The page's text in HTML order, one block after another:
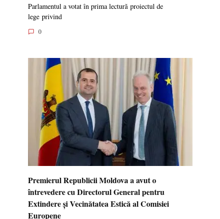
Parlamentul a votat în prima lectură proiectul de
lege privind
0
Premierul Republicii Moldova a avut o
întrevedere cu Directorul General pentru
Extindere și Vecinătatea Estică al Comisiei
Europene